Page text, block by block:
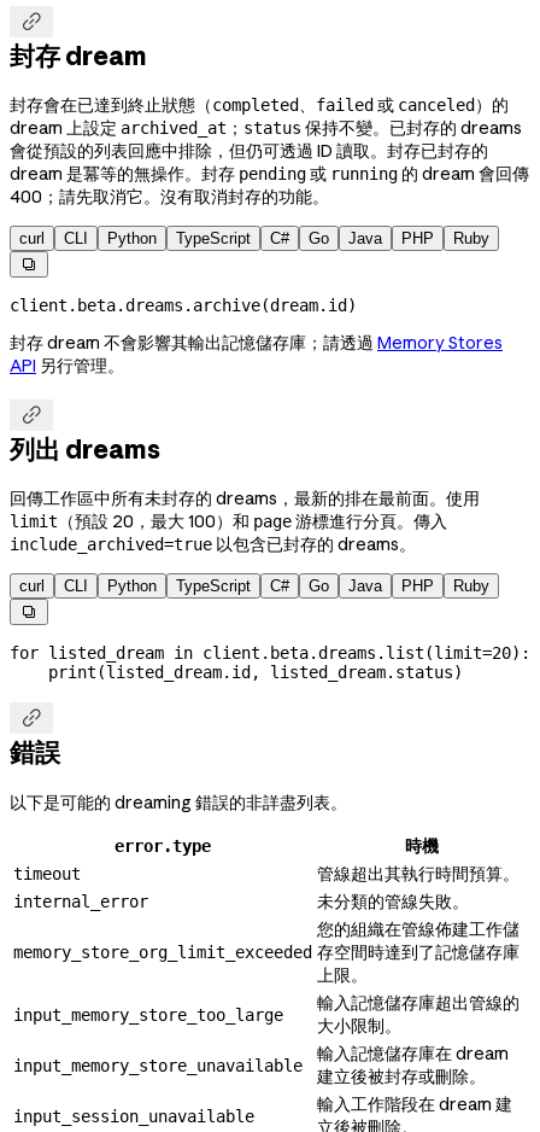

封存 dream
封存會在已達到終止狀態（completed、 failed 或 canceled ）的
dream 上設定 archived_at ； status 保持不變。已封存的 dreams
會從預設的列表回應中排除，但仍可透過 ID 讀取。封存已封存的
dream 是冪等的無操作。封存 pending或 running 的 dream 會回傳
400；請先取消它。沒有取消封存的功能。
curl CLI Python TypeScript C# Go Java PHP Ruby

client.beta.dreams.archive(dream.id)
封存 dream 不會影響其輸出記憶儲存庫；請透過 Memory Stores
API 另行管理。

列出 dreams
回傳工作區中所有未封存的 dreams，最新的排在最前面。使用
limit （預設 20，最大 100）和 page游標進行分頁。傳入
include_archived=true 以包含已封存的 dreams。
curl CLI Python TypeScript C# Go Java PHP Ruby

for listed_dream in client.beta.dreams.list(limit=20):
    print
(listed_dream.id, listed_dream.status)

錯誤
以下是可能的 dreaming 錯誤的非詳盡列表。
error.type 時機
timeout 管線超出其執行時間預算。
internal_error 未分類的管線失敗。
memory_store_org_limit_exceeded
您的組織在管線佈建工作儲
存空間時達到了記憶儲存庫
上限。
input_memory_store_too_large
輸入記憶儲存庫超出管線的
大小限制。
input_memory_store_unavailable
輸入記憶儲存庫在 dream
建立後被封存或刪除。
input_session_unavailable
輸入工作階段在 dream 建
立後被刪除。